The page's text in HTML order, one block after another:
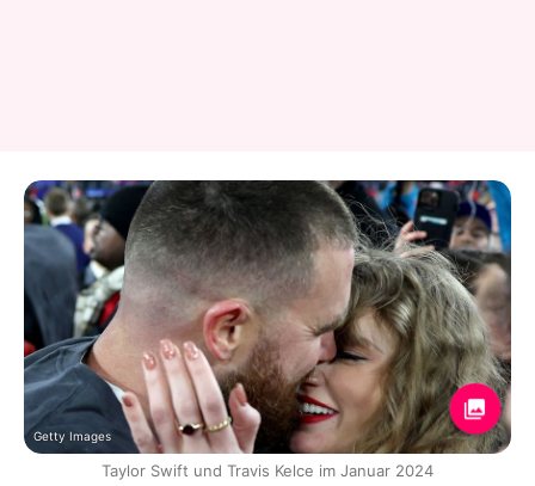
Getty Images
Taylor Swift und Travis Kelce im Januar 2024